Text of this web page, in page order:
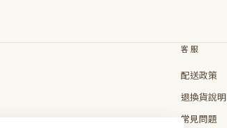
客服
配送政策
退換貨說明
常見問題